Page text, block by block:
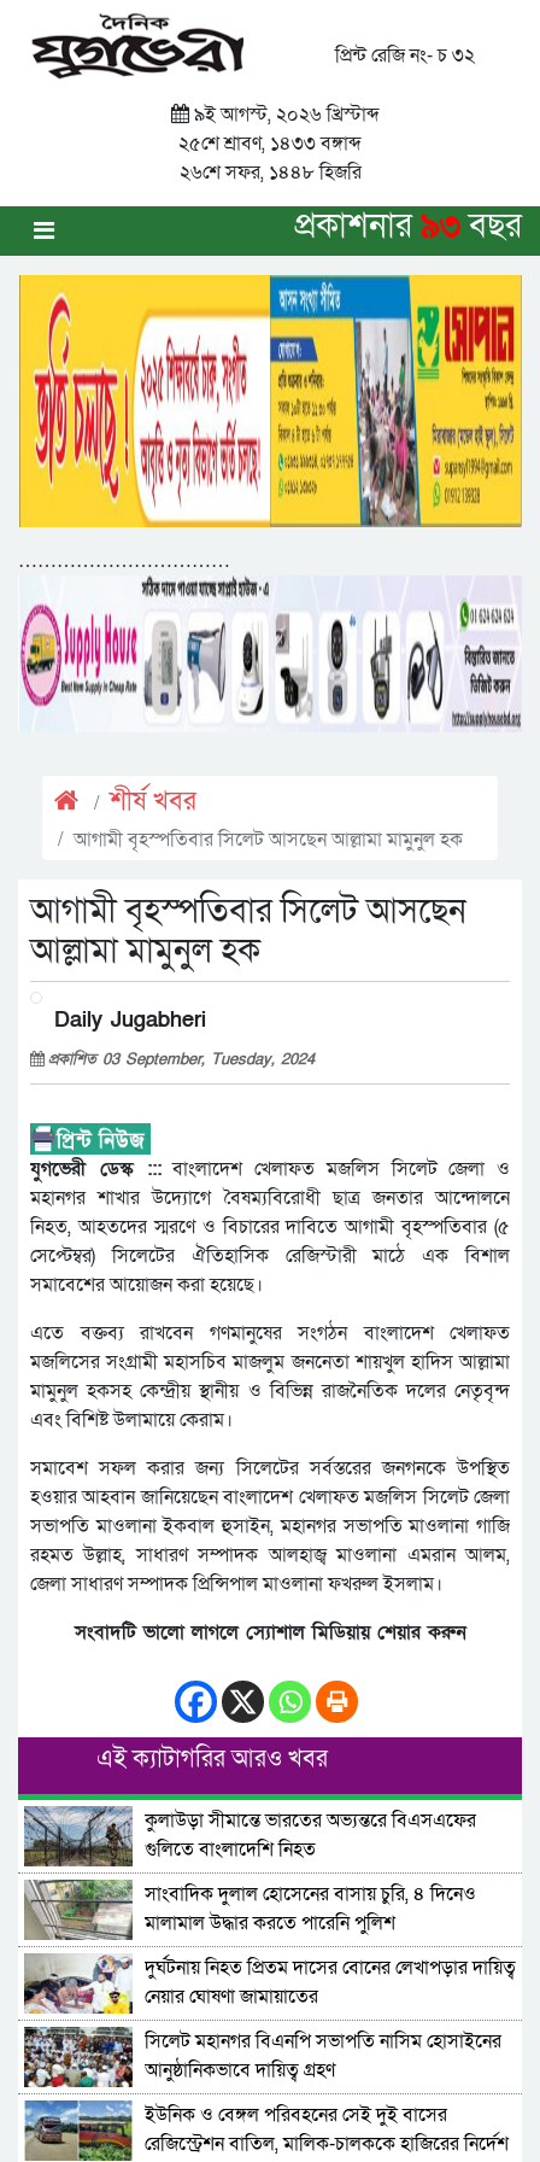
প্রিন্ট রেজি নং- চ ৩২
৯ই আগস্ট, ২০২৬ খ্রিস্টাব্দ
২৫শে শ্রাবণ, ১৪৩৩ বঙ্গাব্দ
২৬শে সফর, ১৪৪৮ হিজরি
প্রকাশনার৯৩বছর
……………………………
শীর্ষ খবর
আগামী বৃহস্পতিবার সিলেট আসছেন আল্লামা মামুনুল হক
আগামী বৃহস্পতিবার সিলেট আসছেন
আল্লামা মামুনুল হক
Daily Jugabheri
প্রকাশিত 03 September, Tuesday, 2024
যুগভেরী ডেস্ক :::বাংলাদেশ খেলাফত মজলিস সিলেট জেলা ও
মহানগর শাখার উদ্যোগে বৈষম্যবিরোধী ছাত্র জনতার আন্দোলনে
নিহত, আহতদের স্মরণে ও বিচারের দাবিতে আগামী বৃহস্পতিবার (৫
সেপ্টেম্বর) সিলেটের ঐতিহাসিক রেজিস্টারী মাঠে এক বিশাল
সমাবেশের আয়োজন করা হয়েছে।
এতে বক্তব্য রাখবেন গণমানুষের সংগঠন বাংলাদেশ খেলাফত
মজলিসের সংগ্রামী মহাসচিব মাজলুম জননেতা শায়খুল হাদিস আল্লামা
মামুনুল হকসহ কেন্দ্রীয় স্থানীয় ও বিভিন্ন রাজনৈতিক দলের নেতৃবৃন্দ
এবং বিশিষ্ট উলামায়ে কেরাম।
সমাবেশ সফল করার জন্য সিলেটের সর্বস্তরের জনগনকে উপস্থিত
হওয়ার আহবান জানিয়েছেন বাংলাদেশ খেলাফত মজলিস সিলেট জেলা
সভাপতি মাওলানা ইকবাল হুসাইন, মহানগর সভাপতি মাওলানা গাজি
রহমত উল্লাহ, সাধারণ সম্পাদক আলহাজ্ব মাওলানা এমরান আলম,
জেলা সাধারণ সম্পাদক প্রিন্সিপাল মাওলানা ফখরুল ইসলাম।
সংবাদটি ভালো লাগলে স্যোশাল মিডিয়ায় শেয়ার করুন
এই ক্যাটাগরির আরও খবর
কুলাউড়া সীমান্তে ভারতের অভ্যন্তরে বিএসএফের
গুলিতে বাংলাদেশি নিহত
সাংবাদিক দুলাল হোসেনের বাসায় চুরি, ৪ দিনেও
মালামাল উদ্ধার করতে পারেনি পুলিশ
দুর্ঘটনায় নিহত প্রিতম দাসের বোনের লেখাপড়ার দায়িত্ব
নেয়ার ঘোষণা জামায়াতের
সিলেট মহানগর বিএনপি সভাপতি নাসিম হোসাইনের
আনুষ্ঠানিকভাবে দায়িত্ব গ্রহণ
ইউনিক ও বেঙ্গল পরিবহনের সেই দুই বাসের
রেজিস্ট্রেশন বাতিল, মালিক-চালককে হাজিরের নির্দেশ